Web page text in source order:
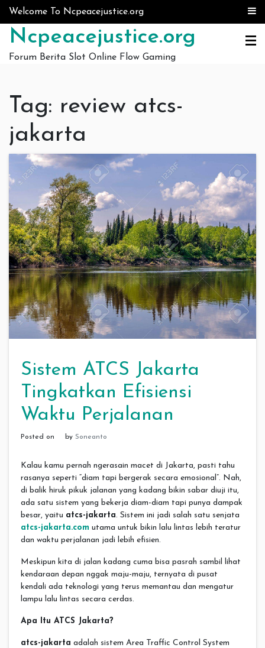
Skip to content
Welcome To Ncpeacejustice.org
Ncpeacejustice.org
Forum Berita Slot Online Flow Gaming
Tag: review atcs-
jakarta
Sistem ATCS Jakarta
Tingkatkan Efisiensi
Waktu Perjalanan
Posted on by Soneanto
Kalau kamu pernah ngerasain macet di Jakarta, pasti tahu
rasanya seperti “diam tapi bergerak secara emosional”. Nah,
di balik hiruk pikuk jalanan yang kadang bikin sabar diuji itu,
ada satu sistem yang bekerja diam-diam tapi punya dampak
besar, yaitu atcs-jakarta. Sistem ini jadi salah satu senjata
atcs-jakarta.com utama untuk bikin lalu lintas lebih teratur
dan waktu perjalanan jadi lebih efisien.
Meskipun kita di jalan kadang cuma bisa pasrah sambil lihat
kendaraan depan nggak maju-maju, ternyata di pusat
kendali ada teknologi yang terus memantau dan mengatur
lampu lalu lintas secara cerdas.
Apa Itu ATCS Jakarta?
atcs-jakarta adalah sistem Area Traffic Control System